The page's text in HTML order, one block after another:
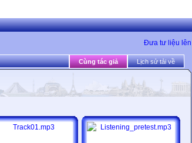
Đưa tư liệu lên
Cùng tác giả Lịch sử tải về